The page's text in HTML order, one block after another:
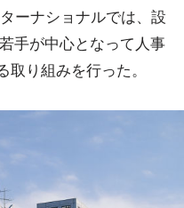
ーナショナルでは、設
手が中心となって人事
り組みを行った。